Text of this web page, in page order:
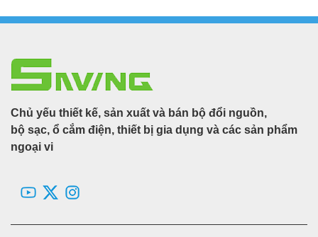
Chủ yếu thiết kế, sản xuất và bán bộ đổi nguồn,
bộ sạc, ổ cắm điện, thiết bị gia dụng và các sản phẩm
ngoại vi